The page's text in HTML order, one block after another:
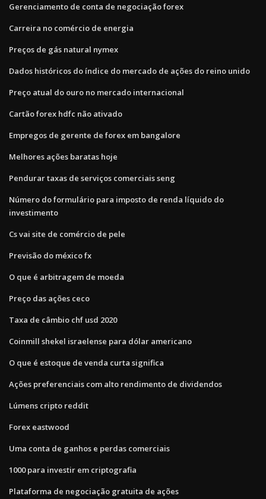
Gerenciamento de conta de negociação forex
Carreira no comércio de energia
Preços de gás natural nymex
Dados históricos do índice do mercado de ações do reino unido
Preço atual do ouro no mercado internacional
Cartão forex hdfc não ativado
Empregos de gerente de forex em bangalore
Melhores ações baratas hoje
Pendurar taxas de serviços comerciais seng
Número do formulário para imposto de renda líquido do
investimento
Cs vai site de comércio de pele
Previsão do méxico fx
O que é arbitragem de moeda
Preço das ações ceco
Taxa de câmbio chf usd 2020
Coinmill shekel israelense para dólar americano
O que é estoque de venda curta significa
Ações preferenciais com alto rendimento de dividendos
Lúmens cripto reddit
Forex eastwood
Uma conta de ganhos e perdas comerciais
1000 para investir em criptografia
Plataforma de negociação gratuita de ações